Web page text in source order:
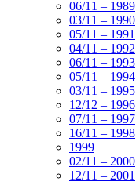
06/11 – 1989
03/11 – 1990
05/11 – 1991
04/11 – 1992
06/11 – 1993
05/11 – 1994
03/11 – 1995
12/12 – 1996
07/11 – 1997
16/11 – 1998
1999
02/11 – 2000
12/11 – 2001